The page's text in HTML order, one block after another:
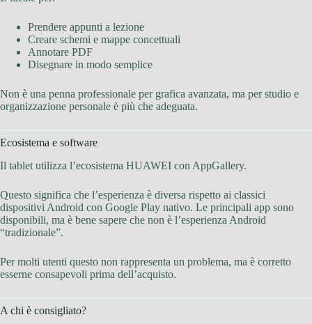
Prendere appunti a lezione
Creare schemi e mappe concettuali
Annotare PDF
Disegnare in modo semplice
Non è una penna professionale per grafica avanzata, ma per studio e
organizzazione personale è più che adeguata.
Ecosistema e software
Il tablet utilizza l’ecosistema HUAWEI con AppGallery.
Questo significa che l’esperienza è diversa rispetto ai classici
dispositivi Android con Google Play nativo. Le principali app sono
disponibili, ma è bene sapere che non è l’esperienza Android
“tradizionale”.
Per molti utenti questo non rappresenta un problema, ma è corretto
esserne consapevoli prima dell’acquisto.
A chi è consigliato?